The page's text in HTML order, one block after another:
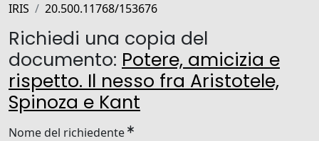
IRIS 20.500.11768/153676
Richiedi una copia del
documento: Potere, amicizia e
rispetto. Il nesso fra Aristotele,
Spinoza e Kant
Nome del richiedente